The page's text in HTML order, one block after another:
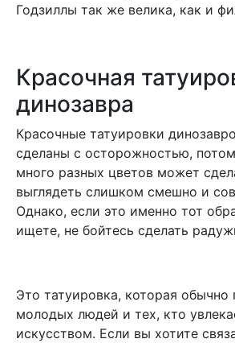
Годзиллы так же велика, как и
Красочная
динозавра
Красочные татуировки
сделаны с осторожностью,
много разных цветов может
выглядеть слишком смешно и
Однако, если это именно тот
ищете, не бойтесь сделать
Это татуировка, которая обычно
молодых людей и тех, кто
искусством. Если вы хотите